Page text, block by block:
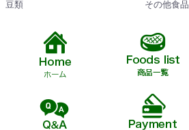
豆類
その他食品